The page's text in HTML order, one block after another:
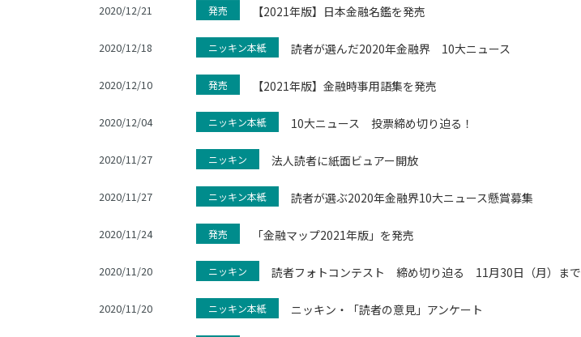
2020/12/21 発売 【2021年版】日本金融名鑑を発売
2020/12/18 ニッキン本紙 読者が選んだ2020年金融界 10大ニュース
2020/12/10 発売 【2021年版】金融時事用語集を発売
2020/12/04 ニッキン本紙 10大ニュース 投票締め切り迫る！
2020/11/27 ニッキン 法人読者に紙面ビュアー開放
2020/11/27 ニッキン本紙 読者が選ぶ2020年金融界10大ニュース懸賞募集
2020/11/24 発売 「金融マップ2021年版」を発売
2020/11/20 ニッキン 読者フォトコンテスト 締め切り迫る 11月30日（月）まで
2020/11/20 ニッキン本紙 ニッキン・「読者の意見」アンケート